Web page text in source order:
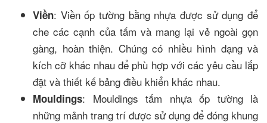
Viền: Viền ốp tường bằng nhựa được sử dụng để
che các cạnh của tấm và mang lại vẻ ngoài gọn
gàng, hoàn thiện. Chúng có nhiều hình dạng và
kích cỡ khác nhau để phù hợp với các yêu cầu lắp
đặt và thiết kế bảng điều khiển khác nhau.
Mouldings: Mouldings tấm nhựa ốp tường là
những mảnh trang trí được sử dụng để đóng khung